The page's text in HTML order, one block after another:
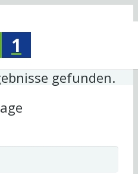
1
gefunden.